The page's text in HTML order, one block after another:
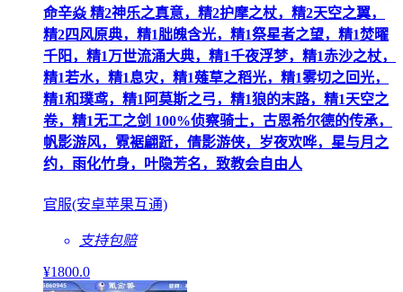
命辛焱 精2神乐之真意，精2护摩之杖，精2天空之翼，
精2四风原典，精1朏魄含光，精1祭星者之望，精1焚曜
千阳，精1万世流涌大典，精1千夜浮梦，精1赤沙之杖，
精1若水，精1息灾，精1薙草之稻光，精1雾切之回光，
精1和璞鸢，精1阿莫斯之弓，精1狼的末路，精1天空之
卷，精1无工之剑 100%侦察骑士，古恩希尔德的传承，
帆影游风，霓裾翩跹，倩影游侠，岁夜欢哗，星与月之
约，雨化竹身，叶隐芳名，致教会自由人
官服(安卓苹果互通)
支持包赔
¥1800.0